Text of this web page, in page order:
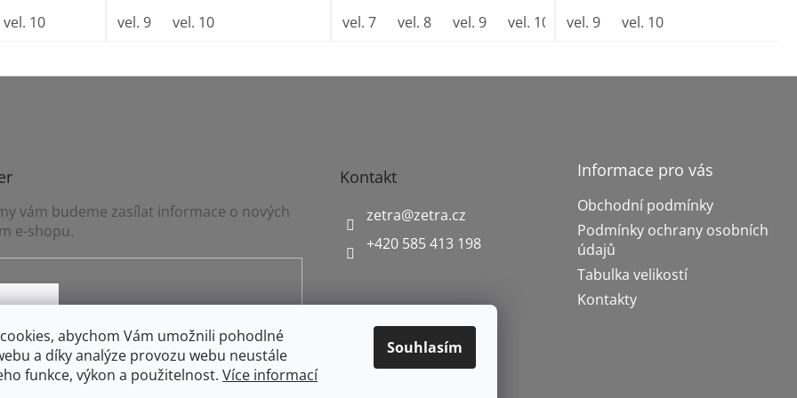
abychom Vám umožnili pohodlné
a díky analýze provozu webu neustále
funkce, výkon a použitelnost. Více informací
Souhlasím
vel. 10 vel. 9 vel. 10 vel. 7 vel. 8 vel. 9 vel. 10 vel. 11
vel. 9 vel. 10
vám budeme zasílat informace o nových
e-shopu.
ochrany osobních údajů
Kontakt
zetra@zetra.cz
+420 585 413 198
Informace pro vás
Obchodní podmínky
Podmínky ochrany osobních
údajů
Tabulka velikostí
Kontakty